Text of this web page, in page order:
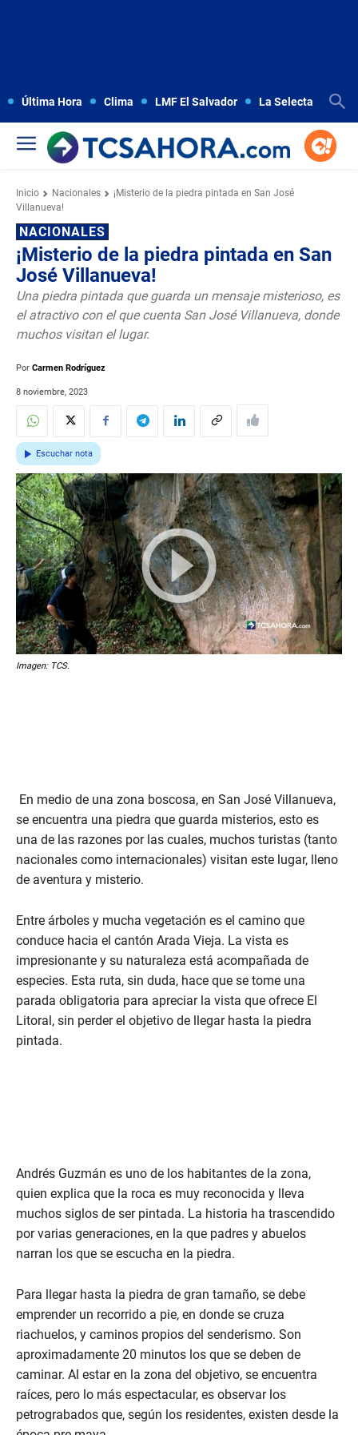
Última Hora Clima LMF El Salvador La Selecta
Inicio Nacionales
¡Misterio de la piedra pintada en San José
Villanueva!
NACIONALES
¡Misterio de la piedra pintada en San
José Villanueva!
Una piedra pintada que guarda un mensaje misterioso, es
el atractivo con el que cuenta San José Villanueva, donde
muchos visitan el lugar.
Por Carmen Rodríguez
8 noviembre, 2023
Escuchar nota
Imagen: TCS.
En medio de una zona boscosa, en San José Villanueva,
se encuentra una piedra que guarda misterios, esto es
una de las razones por las cuales, muchos turistas (tanto
nacionales como internacionales) visitan este lugar, lleno
de aventura y misterio.
Entre árboles y mucha vegetación es el camino que
conduce hacia el cantón Arada Vieja. La vista es
impresionante y su naturaleza está acompañada de
especies. Esta ruta, sin duda, hace que se tome una
parada obligatoria para apreciar la vista que ofrece El
Litoral, sin perder el objetivo de llegar hasta la piedra
pintada.
Andrés Guzmán es uno de los habitantes de la zona,
quien explica que la roca es muy reconocida y lleva
muchos siglos de ser pintada. La historia ha trascendido
por varias generaciones, en la que padres y abuelos
narran los que se escucha en la piedra.
Para llegar hasta la piedra de gran tamaño, se debe
emprender un recorrido a pie, en donde se cruza
riachuelos, y caminos propios del senderismo. Son
aproximadamente 20 minutos los que se deben de
caminar. Al estar en la zona del objetivo, se encuentra
raíces, pero lo más espectacular, es observar los
petrograbados que, según los residentes, existen desde la